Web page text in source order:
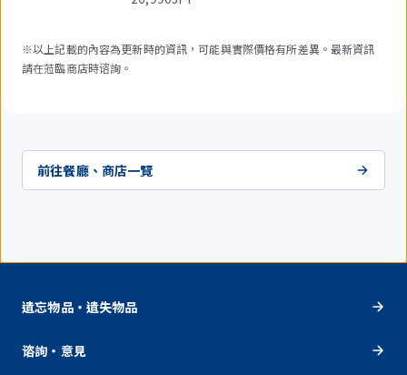
※以上記載的內容為更新時的資訊，可能與實際價格有所差異。最新資訊
請在蒞臨商店時谘詢。
前往餐廳、商店一覽
遺忘物品・遺失物品
谘詢・意見